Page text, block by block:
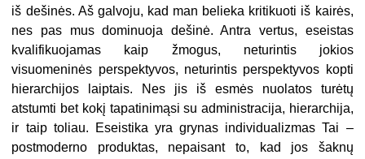
iš dešinės. Aš galvoju, kad man belieka kritikuoti iš kairės,
nes pas mus dominuoja dešinė. Antra vertus, eseistas
kvalifikuojamas kaip žmogus, neturintis jokios
visuomeninės perspektyvos, neturintis perspektyvos kopti
hierarchijos laiptais. Nes jis iš esmės nuolatos turėtų
atstumti bet kokį tapatinimąsi su administracija, hierarchija,
ir taip toliau. Eseistika yra grynas individualizmas Tai –
postmoderno produktas, nepaisant to, kad jos šaknų